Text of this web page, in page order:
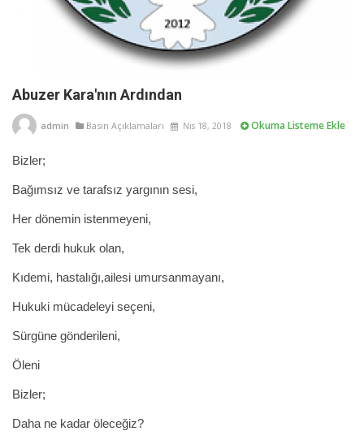
Abuzer Kara'nın Ardından
admin Basın Açıklamaları Nis 18, 2018 Okuma Listeme Ekle
Bizler;
Bağımsız ve tarafsız yargının sesi,
Her dönemin istenmeyeni,
Tek derdi hukuk olan,
Kıdemi, hastalığı,ailesi umursanmayanı,
Hukuki mücadeleyi seçeni,
Sürgüne gönderileni,
Öleni
Bizler;
Daha ne kadar öleceğiz?